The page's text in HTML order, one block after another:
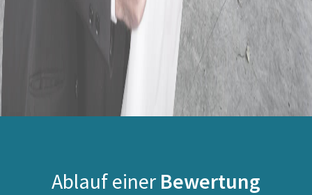
Ablauf einer Bewertung